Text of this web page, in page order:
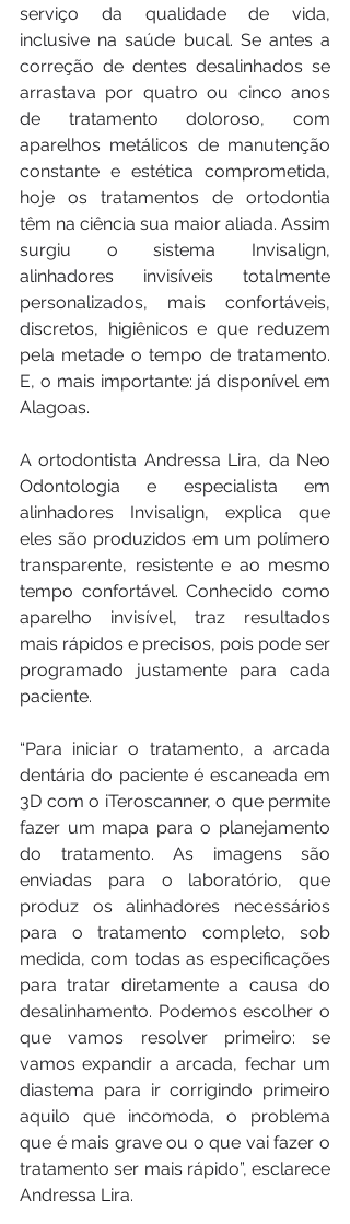
serviço da qualidade de vida,
inclusive na saúde bucal. Se antes a
correção de dentes desalinhados se
arrastava por quatro ou cinco anos
de tratamento doloroso, com
aparelhos metálicos de manutenção
constante e estética comprometida,
hoje os tratamentos de ortodontia
têm na ciência sua maior aliada. Assim
surgiu o sistema Invisalign,
alinhadores invisíveis totalmente
personalizados, mais confortáveis,
discretos, higiênicos e que reduzem
pela metade o tempo de tratamento.
E, o mais importante: já disponível em
Alagoas.
A ortodontista Andressa Lira, da Neo
Odontologia e especialista em
alinhadores Invisalign, explica que
eles são produzidos em um polímero
transparente, resistente e ao mesmo
tempo confortável. Conhecido como
aparelho invisível, traz resultados
mais rápidos e precisos, pois pode ser
programado justamente para cada
paciente.
“Para iniciar o tratamento, a arcada
dentária do paciente é escaneada em
3D com o iTeroscanner, o que permite
fazer um mapa para o planejamento
do tratamento. As imagens são
enviadas para o laboratório, que
produz os alinhadores necessários
para o tratamento completo, sob
medida, com todas as especificações
para tratar diretamente a causa do
desalinhamento. Podemos escolher o
que vamos resolver primeiro: se
vamos expandir a arcada, fechar um
diastema para ir corrigindo primeiro
aquilo que incomoda, o problema
que é mais grave ou o que vai fazer o
tratamento ser mais rápido”, esclarece
Andressa Lira.